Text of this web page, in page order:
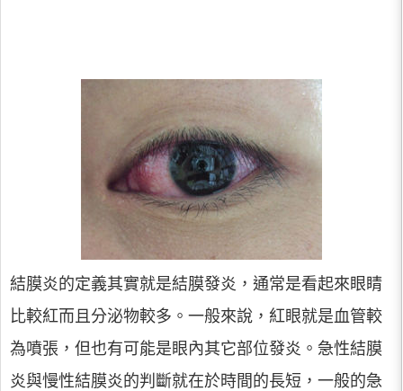
結膜炎的定義其實就是結膜發炎，通常是看起來眼睛
比較紅而且分泌物較多。一般來說，紅眼就是血管較
為噴張，但也有可能是眼內其它部位發炎。急性結膜
炎與慢性結膜炎的判斷就在於時間的長短，一般的急